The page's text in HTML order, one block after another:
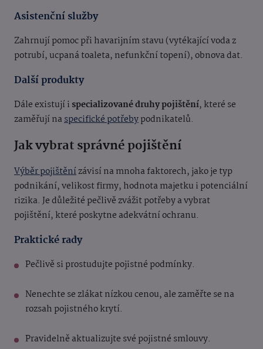
Asistenční služby
Zahrnují pomoc při havarijním stavu (vytékající voda z
potrubí, ucpaná toaleta, nefunkční topení), obnova dat.
Další produkty
Dále existují i specializované druhy pojištění, které se
zaměřují naspecifické potřebypodnikatelů.
Jak vybrat správné pojištění
Výběr pojištěnízávisí na mnoha faktorech, jako je typ
podnikání, velikost firmy, hodnota majetku i potenciální
rizika. Je důležité pečlivě zvážit potřeby a vybrat
pojištění, které poskytne adekvátní ochranu.
Praktické rady
Pečlivě si prostudujte pojistné podmínky.
Nenechte se zlákat nízkou cenou, ale zaměřte se na
rozsah pojistného krytí.
Pravidelně aktualizujte své pojistné smlouvy.